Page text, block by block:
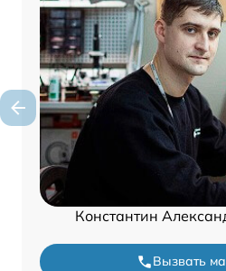
Константин
Вызвать